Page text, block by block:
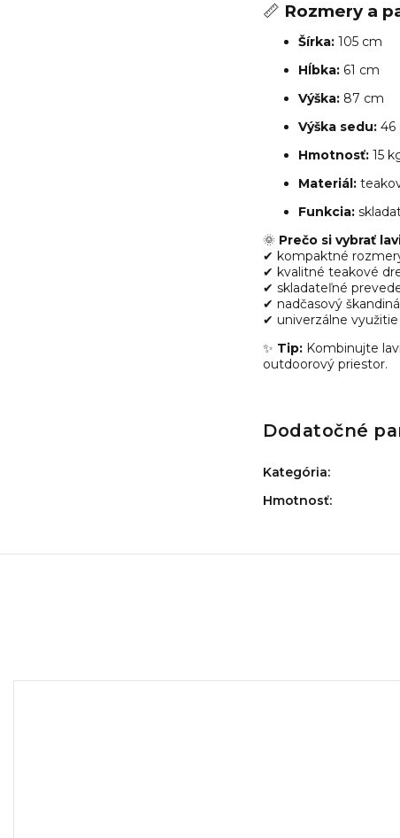
📏 Rozmery a
Šírka: 105 cm
Hĺbka: 61 cm
Výška: 87 cm
Výška sedu: 46
Hmotnosť: 15
Materiál:
Funkcia:
🌞 Prečo si vybrať
✔ kompaktné
✔ kvalitné teakové
✔ skladateľné
✔ nadčasový
✔ univerzálne využitie
✨ Tip: Kombinujte
outdoorový priestor.
Dodatočné
Kategória:
Hmotnosť: